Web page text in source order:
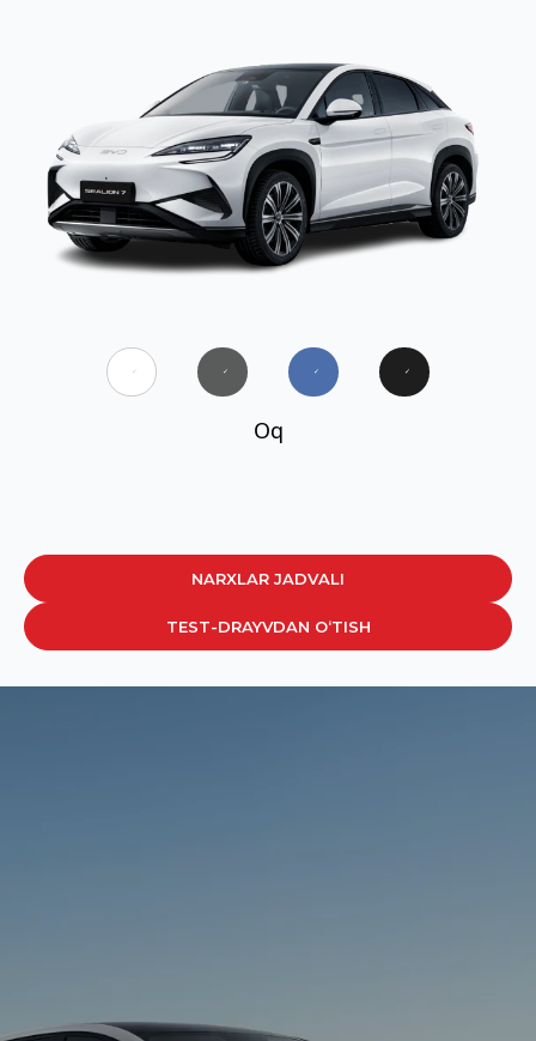
✓ ✓ ✓ ✓
Oq
NARXLAR JADVALI
TEST-DRAYVDAN O‘TISH